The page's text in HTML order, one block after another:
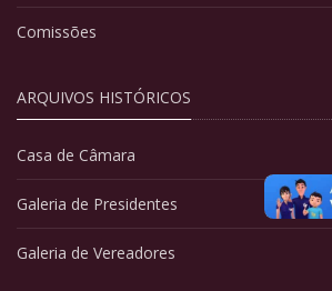
Comissões
ARQUIVOS HISTÓRICOS
Casa de Câmara
Galeria de Presidentes
Galeria de Vereadores